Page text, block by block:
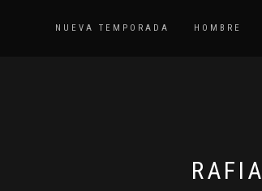
NUEVA TEMPORADA HOMBRE
RAFIA